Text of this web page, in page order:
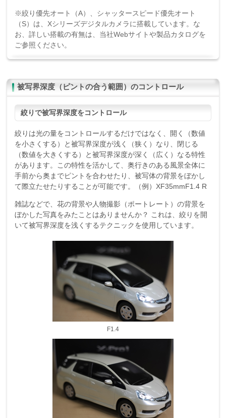
※絞り優先オート（A）、シャッタースピード優先オート
（S）は、Xシリーズデジタルカメラに搭載しています。な
お、詳しい搭載の有無は、当社Webサイトや製品カタログを
ご参照ください。
被写界深度（ピントの合う範囲）のコントロール
絞りで被写界深度をコントロール
絞りは光の量をコントロールするだけではなく、開く（数値
を小さくする）と被写界深度が浅く（狭く）なり、閉じる
（数値を大きくする）と被写界深度が深く（広く）なる特性
があります。この特性を活かして、奥行きのある風景全体に
手前から奥までピントを合わせたり、被写体の背景をぼかし
て際立たせたりすることが可能です。（例）XF35mmF1.4 R
雑誌などで、花の背景や人物撮影（ポートレート）の背景を
ぼかした写真をみたことはありませんか？ これは、絞りを開
いて被写界深度を浅くするテクニックを使用しています。
F1.4